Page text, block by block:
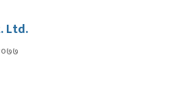
Ltd.